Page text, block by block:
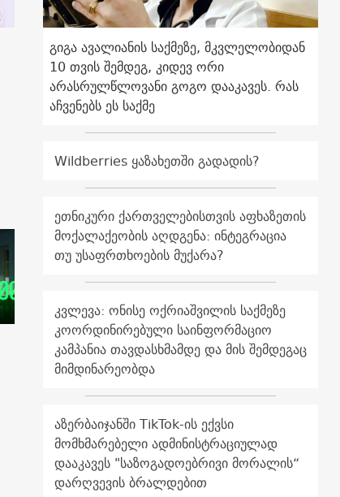
გიგა ავალიანის საქმეზე, მკვლელობიდან
10 თვის შემდეგ, კიდევ ორი
არასრულწლოვანი გოგო დააკავეს. რას
აჩვენებს ეს საქმე
Wildberries ყაზახეთში გადადის?
ეთნიკური ქართველებისთვის აფხაზეთის
მოქალაქეობის აღდგენა: ინტეგრაცია
თუ უსაფრთხოების მუქარა?
კვლევა: ონისე ოქრიაშვილის საქმეზე
კოორდინირებული საინფორმაციო
კამპანია თავდასხმამდე და მის შემდეგაც
მიმდინარეობდა
აზერბაიჯანში TikTok-ის ექვსი
მომხმარებელი ადმინისტრაციულად
დააკავეს "საზოგადოებრივი მორალის“
დარღვევის ბრალდებით